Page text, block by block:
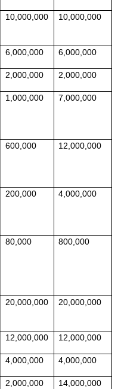
10,000,000 10,000,000
6,000,000 6,000,000
2,000,000 2,000,000
1,000,000 7,000,000
600,000 12,000,000
200,000 4,000,000
80,000 800,000
20,000,000 20,000,000
12,000,000 12,000,000
4,000,000 4,000,000
2,000,000 14,000,000